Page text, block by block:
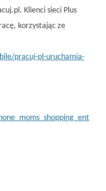
Klienci sieci Plus
korzystając ze
pracuj-pl-uruchamia-